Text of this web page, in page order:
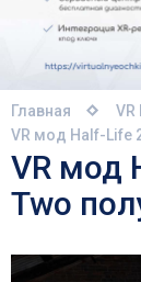
Главная
VR
VR мод Half-Life
VR мод
Two